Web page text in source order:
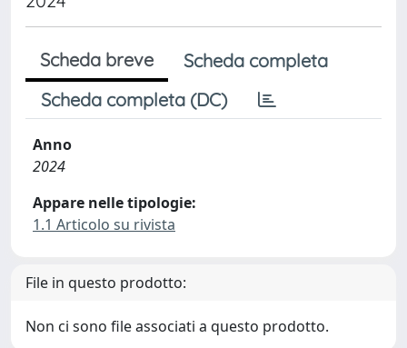
Scheda breve
Scheda completa
Scheda completa (DC)
Anno
2024
Appare nelle tipologie:
1.1 Articolo su rivista
File in questo prodotto:
Non ci sono file associati a questo prodotto.